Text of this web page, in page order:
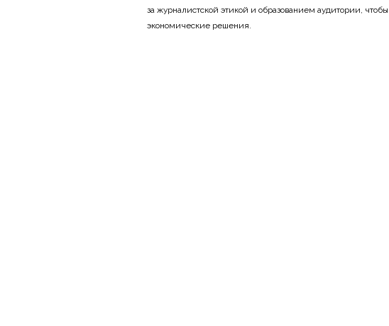
за журналистской этикой и образованием аудитории,
экономические решения.